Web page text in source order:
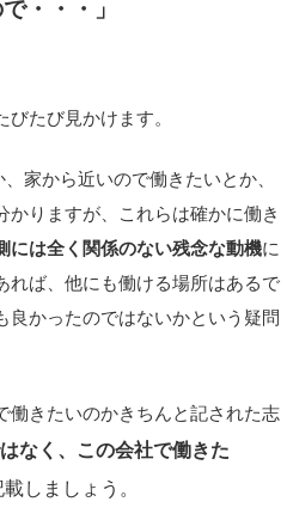
・・・」
びたび見かけます。
家から近いので働きたいとか、
りますが、これらは確かに働き
には全く関係のない残念な動機に
れば、他にも働ける場所はあるで
良かったのではないかという疑問
きたいのかきちんと記された志
はなく、この会社で働きた
載しましょう。